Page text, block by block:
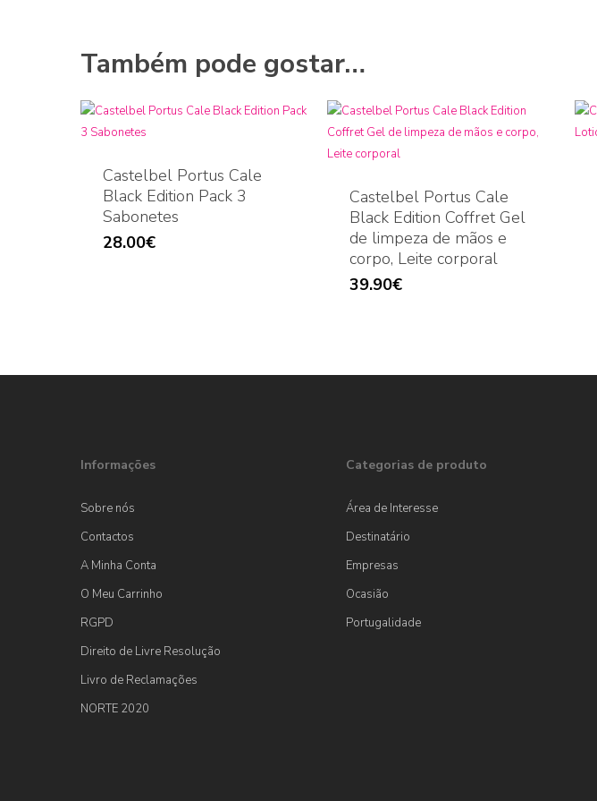
Também pode gostar…
Castelbel Portus Cale
Black Edition Pack 3
Sabonetes
28.00€
Castelbel Portus Cale
Black Edition Coffret Gel
de limpeza de mãos e
corpo, Leite corporal
39.90€
Informações
Sobre nós
Contactos
A Minha Conta
O Meu Carrinho
RGPD
Direito de Livre Resolução
Livro de Reclamações
NORTE 2020
Categorias de produto
Área de Interesse
Destinatário
Empresas
Ocasião
Portugalidade